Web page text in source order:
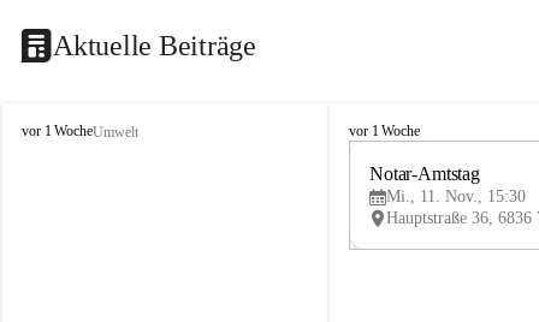
Aktuelle Beiträge
V
vor 1 WocheUmwelt
V
vor 1 Woche
Notar-Amtstag
Mi., 11. Nov., 15:30